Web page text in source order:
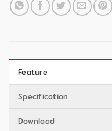
Feature
Specification
Download